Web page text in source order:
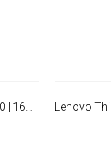
AKTIE Desktop | Intel Core i3-12100 | 16GB RAM | 480GB SSD | Windows 11 Professional | Mini-Tower Behuizing | HDMI